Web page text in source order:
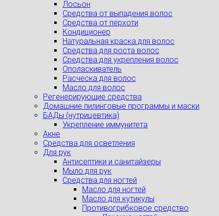
Лосьон
Средства от выпадения волос
Средства от перхоти
Кондиционер
Натуральная краска для волос
Средства для роста волос
Средства для укрепления волос
Ополаскиватель
Расческа для волос
Масло для волос
Регенерирующие средства
Домашние пилинговые программы и маски
БАДы (нутрицевтика)
Укрепление иммунитета
Акне
Средства для осветления
Для рук
Антисептики и санитайзеры
Мыло для рук
Средства для ногтей
Масло для ногтей
Масло для кутикулы
Противогрибковое средство